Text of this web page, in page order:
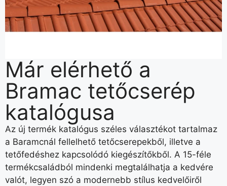
Már elérhető a
Bramac tetőcserép
katalógusa
Az új termék katalógus széles választékot tartalmaz
a Baramcnál fellelhető tetőcserepekből, illetve a
tetőfedéshez kapcsolódó kiegészítőkből. A 15-féle
termékcsaládból mindenki megtalálhatja a kedvére
valót, legyen szó a modernebb stílus kedvelőiről